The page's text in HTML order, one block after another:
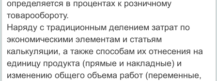
определяется в процентах к розничному
товарообороту.
Наряду с традиционным делением затрат по
экономическими элементам и статьям
калькуляции, а также способам их отнесения на
единицу продукта (прямые и накладные) и
изменению общего объема работ (переменные,